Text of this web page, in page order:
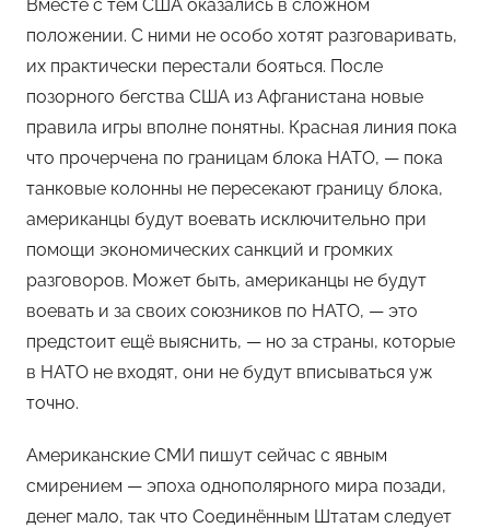
Вместе с тем США оказались в сложном
положении. С ними не особо хотят разговаривать,
их практически перестали бояться. После
позорного бегства США из Афганистана новые
правила игры вполне понятны. Красная линия пока
что прочерчена по границам блока НАТО, — пока
танковые колонны не пересекают границу блока,
американцы будут воевать исключительно при
помощи экономических санкций и громких
разговоров. Может быть, американцы не будут
воевать и за своих союзников по НАТО, — это
предстоит ещё выяснить, — но за страны, которые
в НАТО не входят, они не будут вписываться уж
точно.
Американские СМИ пишут сейчас с явным
смирением — эпоха однополярного мира позади,
денег мало, так что Соединённым Штатам следует